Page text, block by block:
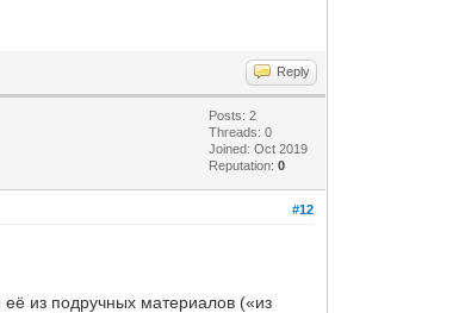
Reply
Posts: 2
Threads: 0
Joined: Oct 2019
Reputation:0
#12
из подручных материалов («из